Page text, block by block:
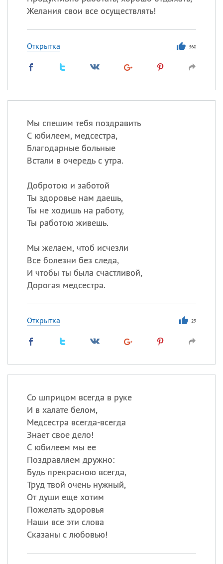
Желания свои все осуществлять!
Открытка 360
Мы спешим тебя поздравить
С юбилеем, медсестра,
Благодарные больные
Встали в очередь с утра.
Добротою и заботой
Ты здоровье нам даешь,
Ты не ходишь на работу,
Ты работою живешь.
Мы желаем, чтоб исчезли
Все болезни без следа,
И чтобы ты была счастливой,
Дорогая медсестра.
Открытка 29
Со шприцом всегда в руке
И в халате белом,
Медсестра всегда-всегда
Знает свое дело!
С юбилеем мы ее
Поздравляем дружно:
Будь прекрасною всегда,
Труд твой очень нужный,
От души еще хотим
Пожелать здоровья
Наши все эти слова
Сказаны с любовью!